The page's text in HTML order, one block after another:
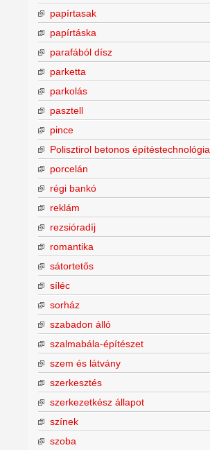
papírtasak
papírtáska
parafából dísz
parketta
parkolás
pasztell
pince
Polisztirol betonos építéstechnológia
porcelán
régi bankó
reklám
rezsióradíj
romantika
sátortetős
síléc
sorház
szabadon álló
szalmabála-építészet
szem és látvány
szerkesztés
szerkezetkész állapot
színek
szoba